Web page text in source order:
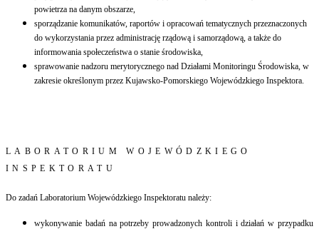
powietrza na danym obszarze,
sporządzanie komunikatów, raportów i opracowań tematycznych przeznaczonych
do wykorzystania przez administrację rządową i samorządową, a także do
informowania społeczeństwa o stanie środowiska,
sprawowanie nadzoru merytorycznego nad Działami Monitoringu Środowiska, w
zakresie określonym przez Kujawsko-Pomorskiego Wojewódzkiego Inspektora.
LABORATORIUM WOJEWÓDZKIEGO
INSPEKTORATU
Do zadań Laboratorium Wojewódzkiego Inspektoratu należy:
wykonywanie badań na potrzeby prowadzonych kontroli i działań w przypadku